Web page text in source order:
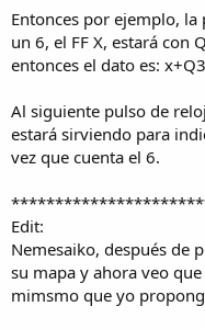
Entonces por ejemplo,
un 6, el FF X, estará con
entonces el dato es:
Al siguiente pulso de
estará sirviendo para
vez que cuenta el 6.
Edit:
Nemesaiko, después de
su mapa y ahora veo
mimsmo que yo